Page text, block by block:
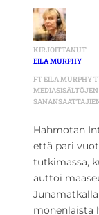
KIRJOITTANUT
EILA MURPHY
FT EILA MURPHY
Hahmotan
että pari
tutkimassa,
auttoi
monenlaista